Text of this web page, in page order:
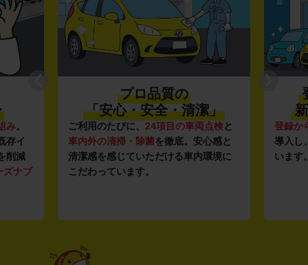
み。
存イ
削減
ズナブ
プロ品質の
「安心・安全・清潔」
ご利用のたびに、 24項目の車両点検と
車内外の清掃・除菌を徹底。安心感と
清潔感を感じていただける車内環境に
こだわっています。
登録か
導入し
います